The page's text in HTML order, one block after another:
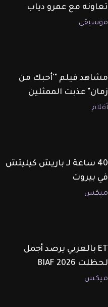
تعاونه مع عمرو دياب
موسيقى
مشاهد فيلم "'أحبك من
زمان" عذبت الممثلين
أفلام
40 ساعة لـ باريش كيليتش
في بيروت
ميكس
ET بالعربي يرصد أجمل
لحظلت BIAF 2026
ميكس